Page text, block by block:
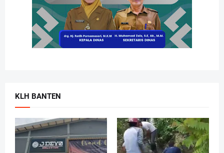
KLH BANTEN